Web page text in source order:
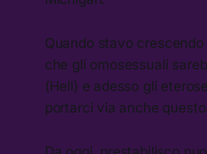
Quando stavo
che gli omosessuali
(Hell) e adesso gli
portarci via anche questo.